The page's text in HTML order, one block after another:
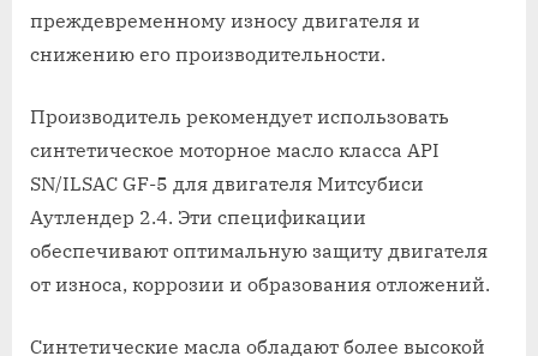
преждевременному износу двигателя и
снижению его производительности.
Производитель рекомендует использовать
синтетическое моторное масло класса API
SN/ILSAC GF-5 для двигателя Митсубиси
Аутлендер 2.4. Эти спецификации
обеспечивают оптимальную защиту двигателя
от износа, коррозии и образования отложений.
Синтетические масла обладают более высокой